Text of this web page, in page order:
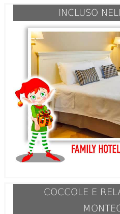
INCLUSO
COCCOLE E